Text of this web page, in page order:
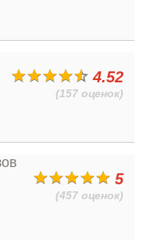
4.52
(157 оценок)
5
(457 оценок)